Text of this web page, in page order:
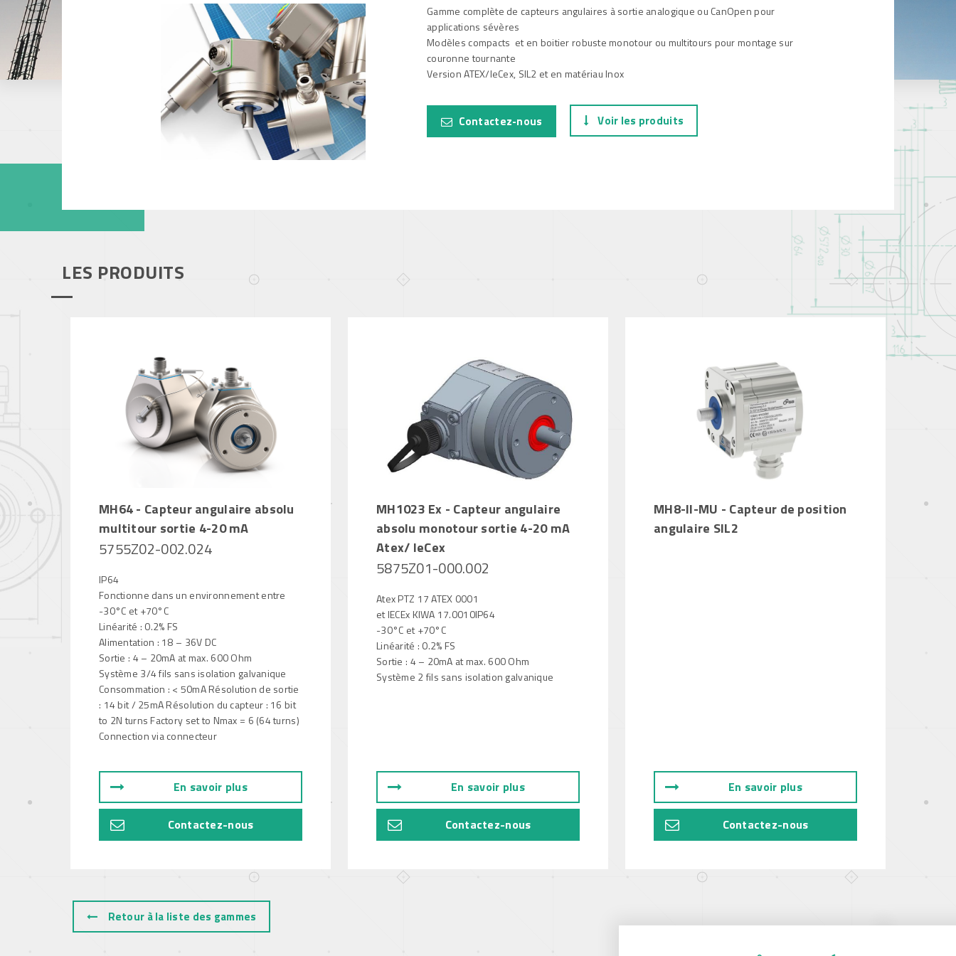
Papeterie
Industrie du métal
Offshore, Marine, Oil and
Gaz
Capteurs de pression
Gamme complète de capteurs angulaires à sortie analogique ou CanOpen pour
applications sévères
Modèles compacts et en boitier robuste monotour ou multitours pour montage sur
couronne tournante
Version ATEX/IeCex, SIL2 et en matériau Inox
Contactez-nous Voir les produits
LES PRODUITS
MH64 - Capteur angulaire absolu
multitour sortie 4-20 mA
5755Z02-002.024
IP64
Fonctionne dans un environnement entre
-30°C et +70°C
Linéarité : 0.2% FS
Alimentation : 18 – 36V DC
Sortie : 4 – 20mA at max. 600 Ohm
Système 3/4 fils sans isolation galvanique
Consommation : < 50mA Résolution de sortie
: 14 bit / 25mA Résolution du capteur : 16 bit
to 2N turns Factory set to Nmax = 6 (64 turns)
Connection via connecteur
En savoir plus
Contactez-nous
MH1023 Ex - Capteur angulaire
absolu monotour sortie 4-20 mA
Atex/ IeCex
5875Z01-000.002
Atex PTZ 17 ATEX 0001
et IECEx KIWA 17.0010IP64
-30°C et +70°C
Linéarité : 0.2% FS
Sortie : 4 – 20mA at max. 600 Ohm
Système 2 fils sans isolation galvanique
En savoir plus
Contactez-nous
MH8-II-MU - Capteur de position
angulaire SIL2
En savoir plus
Contactez-nous
Retour à la liste des gammes